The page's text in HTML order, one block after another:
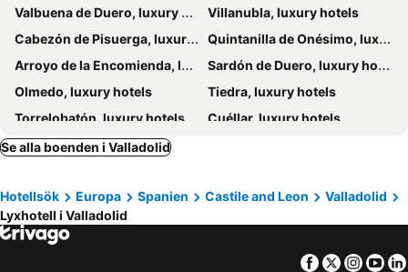
Valbuena de Duero, luxury hotels
Villanubla, luxury hotels
Cabezón de Pisuerga, luxury hotels
Quintanilla de Onésimo, luxury hotels
Arroyo de la Encomienda, luxury hotels
Sardón de Duero, luxury hotels
Olmedo, luxury hotels
Tiedra, luxury hotels
Torrelobatón, luxury hotels
Cuéllar, luxury hotels
Se alla boenden i Valladolid
Hotellsök Europa Spanien Castile and Leon
Valladolid
Lyxhotell i Valladolid
Facebook
Twitter